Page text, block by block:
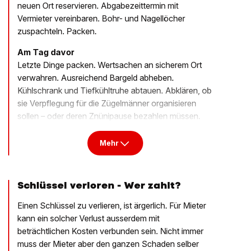
neuen Ort reservieren. Abgabezeittermin mit
Vermieter vereinbaren. Bohr- und Nagellöcher
zuspachteln. Packen.
Am Tag davor
Letzte Dinge packen. Wertsachen an sicherem Ort
verwahren. ­Ausreichend Bargeld ­abheben.
Kühlschrank und ­Tiefkühltruhe ­abtauen. Abklären, ob
sie Verpflegung für ­die Zügelmänner organisieren
sollen – oder deren Znünipause ­bezahlen müssen.
Mehr
Schlüssel verloren - Wer zahlt?
Einen Schlüssel zu verlieren, ist ärgerlich. Für Mieter
kann ein solcher Verlust ausserdem mit
beträchtlichen Kosten verbunden sein. Nicht immer
muss der Mieter aber den ganzen Schaden selber